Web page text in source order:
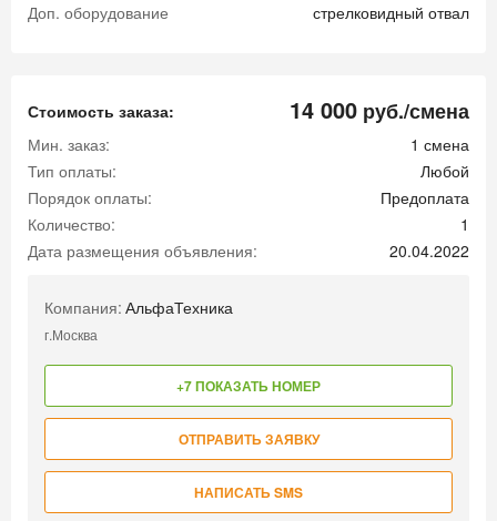
Доп. оборудование
стрелковидный отвал
Стоимость заказа: 14 000 руб./смена
Мин. заказ:
1 смена
Тип оплаты:
Любой
Порядок оплаты:
Предоплата
Количество:
1
Дата размещения объявления:
20.04.2022
Компания: АльфаТехника
г.Москва
+7 ПОКАЗАТЬ НОМЕР
ОТПРАВИТЬ ЗАЯВКУ
НАПИСАТЬ SMS